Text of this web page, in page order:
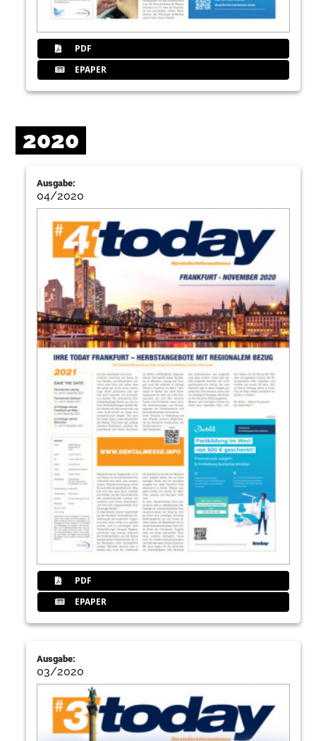
PDF
EPAPER
2020
Ausgabe:
04/2020
PDF
EPAPER
Ausgabe:
03/2020